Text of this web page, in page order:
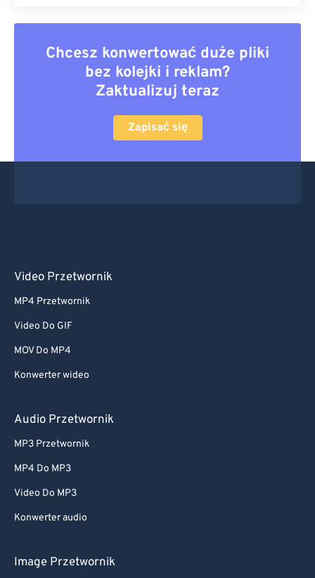
Chcesz konwertować duże pliki
bez kolejki i reklam?
Zaktualizuj teraz
Zapisać się
Video Przetwornik
MP4 Przetwornik
Video Do GIF
MOV Do MP4
Konwerter wideo
Audio Przetwornik
MP3 Przetwornik
MP4 Do MP3
Video Do MP3
Konwerter audio
Image Przetwornik